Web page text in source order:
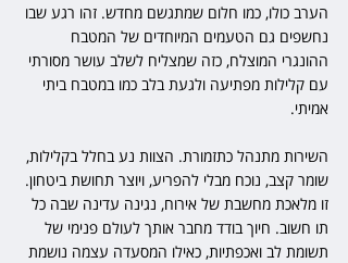
הערב כולו, כמו חלום שמתגשם מחדש. זהו רגע שבו
נחשפים גם הטעמים המיוחדים של המטבח
ההונגרי המוצלח, כזה שמצליח לשלב עושר מסורתי
עם קלילות מפתיעה ולגעת בלב כמו במטבח ביתי
אמיתי.
השירות מתנהל כתזמורת. הצוות נע בחלל בקלילות,
שומר קצב, נוכח מבלי להפריע, ויוצר תחושת ביטחון.
זו מלאכת מחשבת של אירוח, נגינה עדינה שבה כל
תו חשוב. חיוך בודד מחבר אותך לעולם פנימי של
תשומת לב ואכפתיות, כאילו המסעדה עצמה נושמת